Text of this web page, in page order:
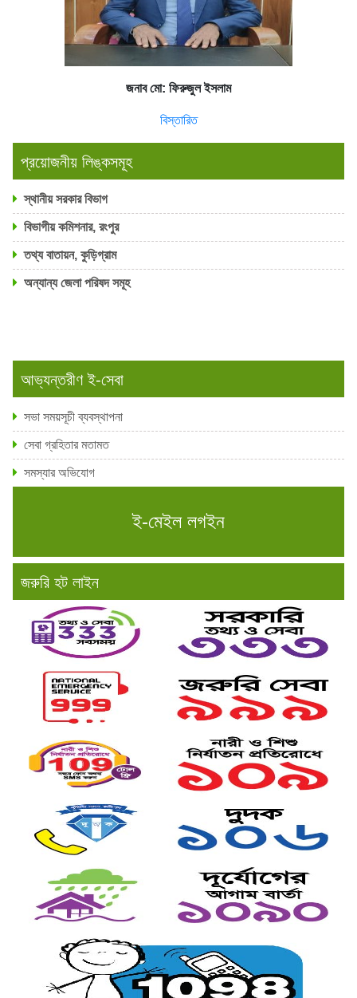
জনাব মো: ফিরুজুল ইসলাম
বিস্তারিত
প্রয়োজনীয় লিঙ্কসমূহ
স্থানীয় সরকার বিভাগ
বিভাগীয় কমিশনার, রংপুর
তথ্য বাতায়ন, কুড়িগ্রাম
অন্যান্য জেলা পরিষদ সমূহ
আভ্যন্তরীণ ই-সেবা
সভা সময়সূচী ব্যবস্থাপনা
সেবা গ্রহিতার মতামত
সমস্যার অভিযোগ
ই-মেইল লগইন
জরুরি হট লাইন